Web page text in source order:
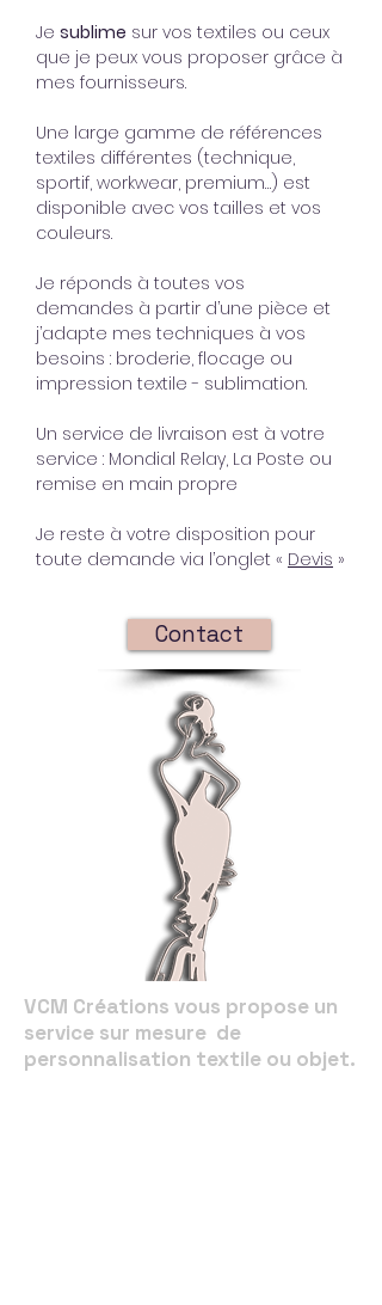
Je sublime sur vos textiles ou ceux
que je peux vous proposer grâce à
mes fournisseurs.
Une large gamme de références
textiles différentes (technique,
sportif, workwear, premium…) est
disponible avec vos tailles et vos
couleurs.
Je réponds à toutes vos
demandes à partir d’une pièce et
j’adapte mes techniques à vos
besoins : broderie, flocage ou
impression textile - sublimation.
Un service de livraison est à votre
service : Mondial Relay, La Poste ou
remise en main propre
Je reste à votre disposition pour
toute demande via l’onglet « Devis »
Contact
VCM Créations vous propose un
service sur mesure de
personnalisation textile ou objet.